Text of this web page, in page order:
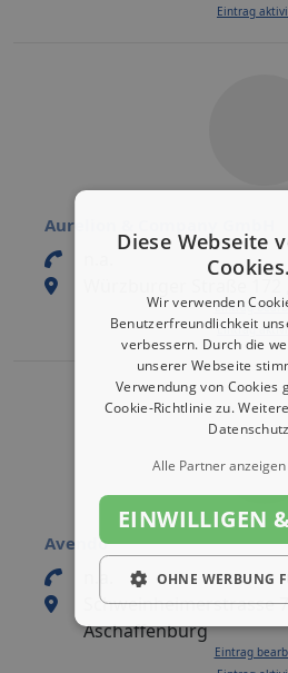
Eintrag
Aurelion & Company GmbH
Würzburger Straße
Eintrag
Eintrag
Avendo
Schweinheimerstrasse
Aschaffenburg
Eintrag
Diese Webseite
Cookies.
Wir verwenden
Benutzerfreundlichkeit
verbessern. Durch die
unserer Webseite
Verwendung von Cookies
Cookie-Richtlinie zu.
Datenschutz
Alle Partner anzeigen
EINWILLIGEN
OHNE WERBUNG